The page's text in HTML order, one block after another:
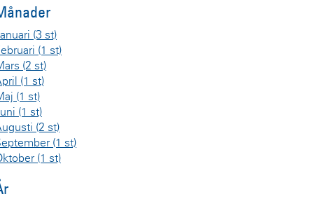
(3 st)
(1 st)
(2 st)
(1 st)
(1 st)
(1 st)
(2 st)
(1 st)
(1 st)